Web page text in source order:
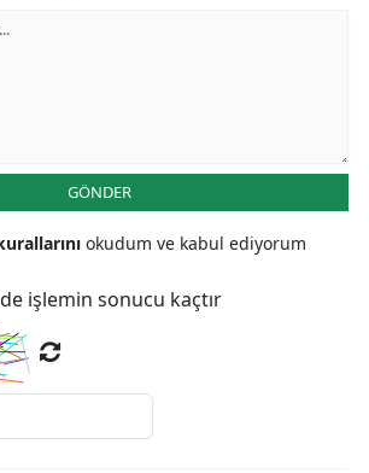
GÖNDER
okudum ve kabul ediyorum
işlemin sonucu kaçtır